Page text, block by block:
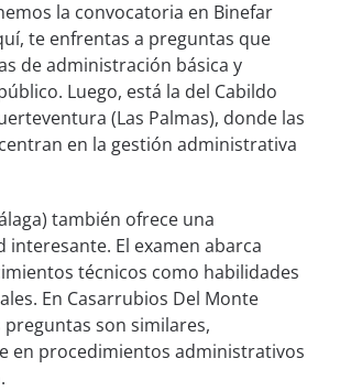
la convocatoria en Binefar
te enfrentas a preguntas que
de administración básica y
Luego, está la del Cabildo
(Las Palmas), donde las
en la gestión administrativa
también ofrece una
interesante. El examen abarca
técnicos como habilidades
En Casarrubios Del Monte
preguntas son similares,
en procedimientos administrativos